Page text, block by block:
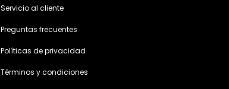
Servicio al cliente
Preguntas frecuentes
Políticas de privacidad
Términos y condiciones